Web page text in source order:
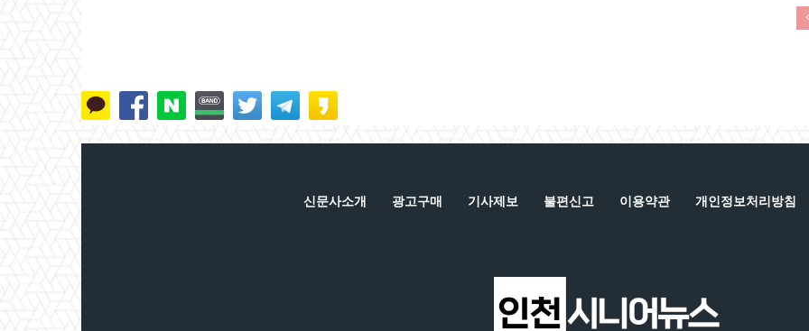
신문사소개 광고구매 기사제보 불편신고 이용약관 개인정보처리방침